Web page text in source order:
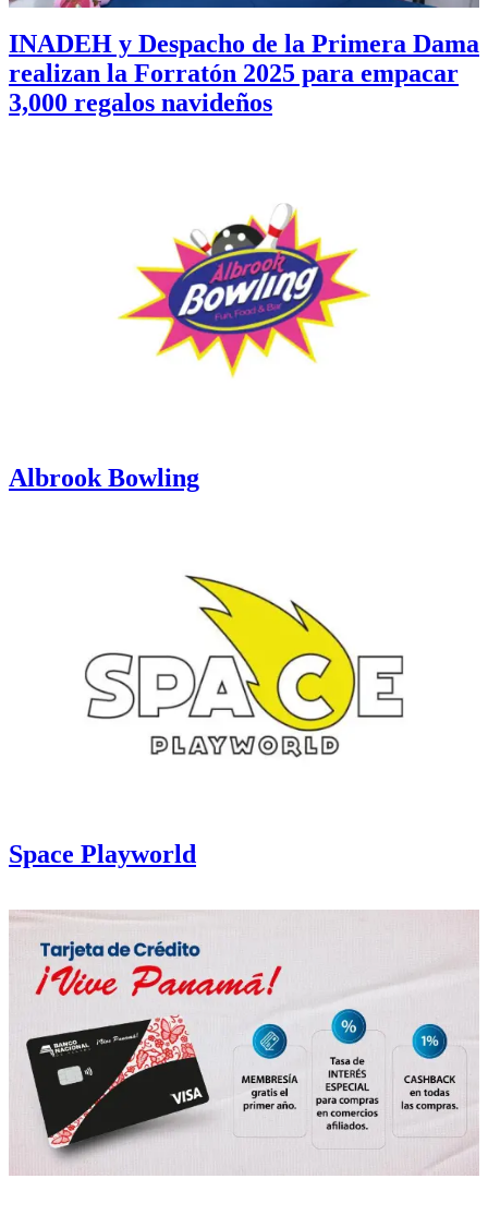
INADEH y Despacho de la Primera Dama
realizan la Forratón 2025 para empacar
3,000 regalos navideños
Albrook Bowling
Space Playworld